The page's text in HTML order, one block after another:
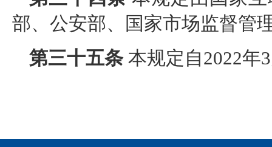
部、公安部、国家市场监督管
第三十五条本规定自2022年